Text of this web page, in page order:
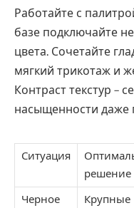
Работайте с
базе подключайте
цвета. Сочетайте
мягкий трикотаж и
Контраст текстур –
насыщенности даже
Ситуация
решение
Черное
Крупные